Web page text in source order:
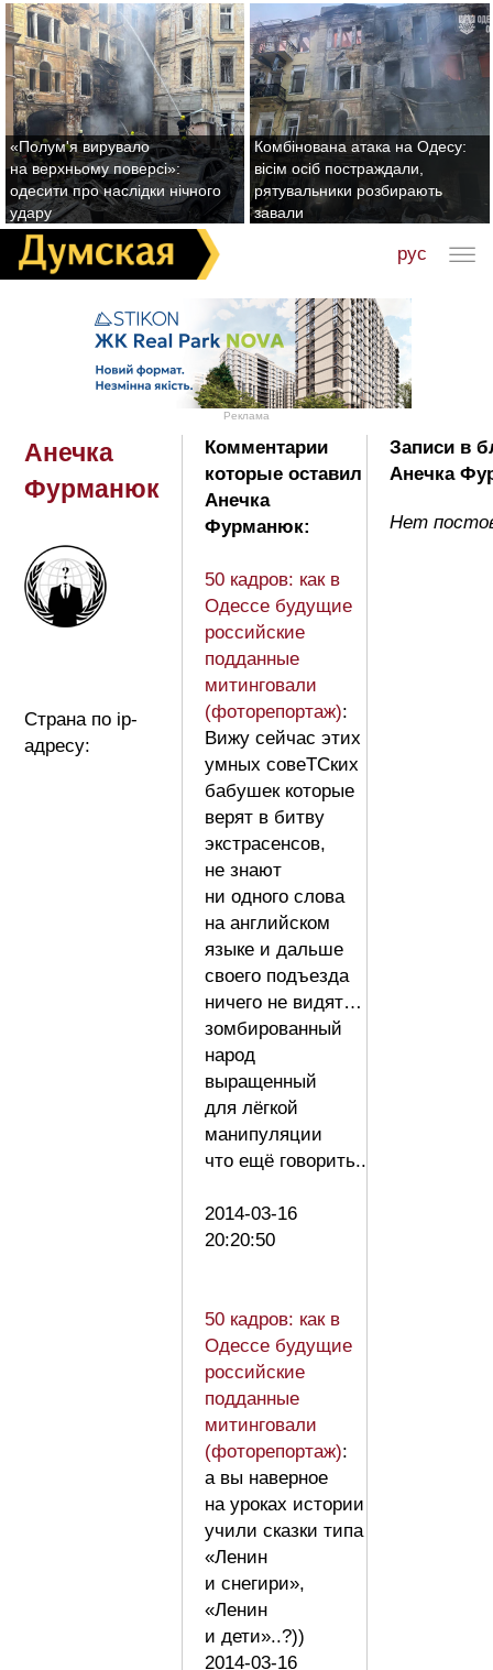
«Полум'я вирувало
на верхньому поверсі»:
одесити про наслідки нічного
удару
Комбінована атака на Одесу:
вісім осіб постраждали,
рятувальники розбирають
завали
рус
Реклама
Анечка
Фурманюк
Страна по ip-
адресу:
Комментарии
которые оставил
Анечка
Фурманюк:
50 кадров: как в
Одессе будущие
российские
подданные
митинговали
(фоторепортаж):
Вижу сейчас этих
умных совеТСких
бабушек которые
верят в битву
экстрасенсов,
не знают
ни одного слова
на английском
языке и дальше
своего подъезда
ничего не видят…
зомбированный
народ
выращенный
для лёгкой
манипуляции
что ещё говорить..
2014-03-16
20:20:50
50 кадров: как в
Одессе будущие
российские
подданные
митинговали
(фоторепортаж):
а вы наверное
на уроках истории
учили сказки типа
«Ленин
и снегири»,
«Ленин
и дети»..?))
2014-03-16
Записи в
Анечка
Нет